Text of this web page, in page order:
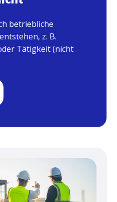
betriebliche
z. B.
Tätigkeit (nicht